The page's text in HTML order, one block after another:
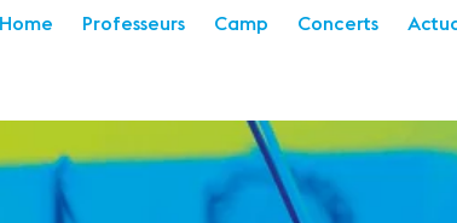
Home Professeurs Camp Concerts